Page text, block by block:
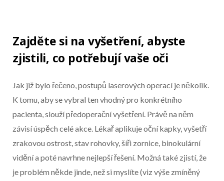
Zajděte si na vyšetření, abyste
zjistili, co potřebují vaše oči
Jak již bylo řečeno, postupů laserových operací je několik.
K tomu, aby se vybral ten vhodný pro konkrétního
pacienta, slouží předoperační vyšetření. Právě na něm
závisí úspěch celé akce. Lékař aplikuje oční kapky, vyšetří
zrakovou ostrost, stav rohovky, šíři zornice, binokulární
vidění a poté navrhne nejlepší řešení. Možná také zjistí, že
je problém někde jinde, než si myslíte (viz výše zmíněný